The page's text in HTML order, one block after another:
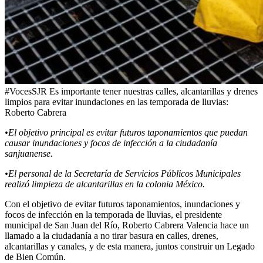
#VocesSJR Es importante tener nuestras calles, alcantarillas y drenes
limpios para evitar inundaciones en las temporada de lluvias:
Roberto Cabrera
•El objetivo principal es evitar futuros taponamientos que puedan
causar inundaciones y focos de infección a la ciudadanía
sanjuanense.
•El personal de la Secretaría de Servicios Públicos Municipales
realizó limpieza de alcantarillas en la colonia México.
Con el objetivo de evitar futuros taponamientos, inundaciones y
focos de infección en la temporada de lluvias, el presidente
municipal de San Juan del Río, Roberto Cabrera Valencia hace un
llamado a la ciudadanía a no tirar basura en calles, drenes,
alcantarillas y canales, y de esta manera, juntos construir un Legado
de Bien Común.